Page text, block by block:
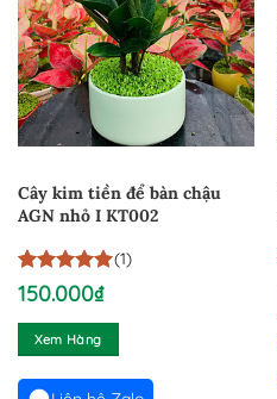
Cây kim tiền để bàn chậu
AGN nhỏ I KT002
5trên 5
dựa trên
1
đánh giá
(1)
150.000₫
Xem Hàng